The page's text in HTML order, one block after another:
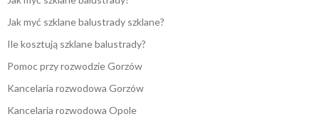
Jak myć szklane balustrady szklane?
Ile kosztują szklane balustrady?
Pomoc przy rozwodzie Gorzów
Kancelaria rozwodowa Gorzów
Kancelaria rozwodowa Opole